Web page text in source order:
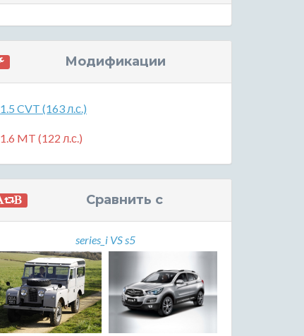
Модификации
1.5 CVT (163 л.с.)
1.6 MT (122 л.с.)
Сравнить с
series_i VS s5